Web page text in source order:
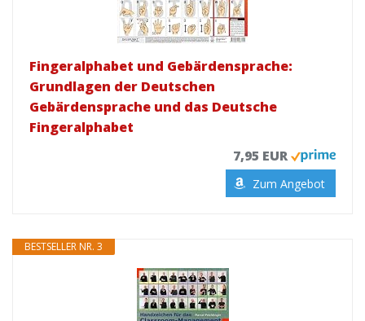
Fingeralphabet und Gebärdensprache:
Grundlagen der Deutschen
Gebärdensprache und das Deutsche
Fingeralphabet
7,95 EUR
Zum Angebot
BESTSELLER NR. 3